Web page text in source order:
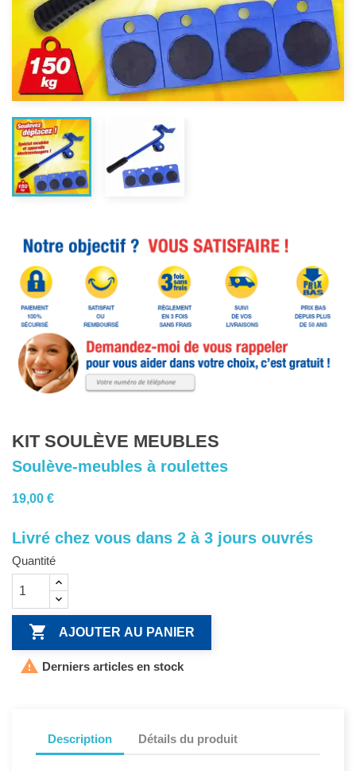
KIT SOULÈVE MEUBLES
Soulève-meubles à roulettes
19,00 €
Livré chez vous dans 2 à 3 jours ouvrés
Quantité
 AJOUTER AU PANIER
 Derniers articles en stock
Description Détails du produit